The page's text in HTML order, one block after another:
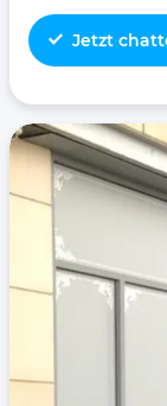
Jetzt